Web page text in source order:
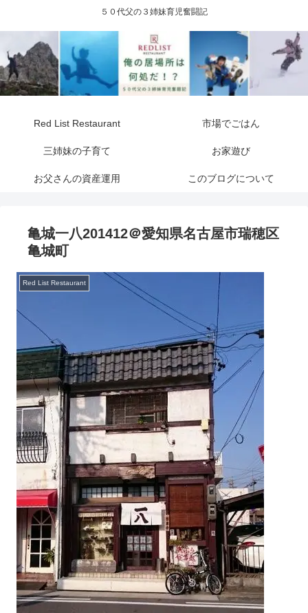
５０代父の３姉妹育児奮闘記
Red List Restaurant 市場でごはん
三姉妹の子育て お家遊び
お父さんの資産運用 このブログについて
亀城一八201412＠愛知県名古屋市瑞穂区
亀城町
Red List Restaurant